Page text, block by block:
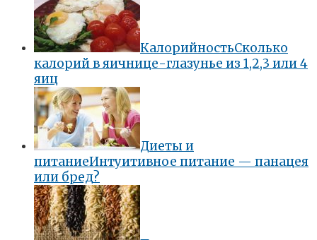
КалорийностьСколько
калорий в яичнице-глазунье из 1,2,3 или 4
яиц
Диеты и
питаниеИнтуитивное питание — панацея
или бред?